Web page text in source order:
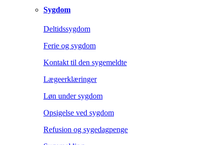
Sygdom
Deltidssygdom
Ferie og sygdom
Kontakt til den sygemeldte
Lægeerklæringer
Løn under sygdom
Opsigelse ved sygdom
Refusion og sygedagpenge